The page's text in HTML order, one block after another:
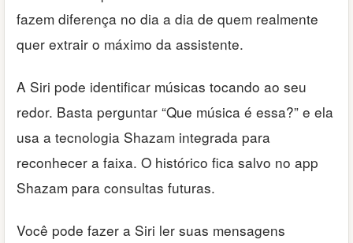
fazem diferença no dia a dia de quem realmente
quer extrair o máximo da assistente.
A Siri pode identificar músicas tocando ao seu
redor. Basta perguntar “Que música é essa?” e ela
usa a tecnologia Shazam integrada para
reconhecer a faixa. O histórico fica salvo no app
Shazam para consultas futuras.
Você pode fazer a Siri ler suas mensagens